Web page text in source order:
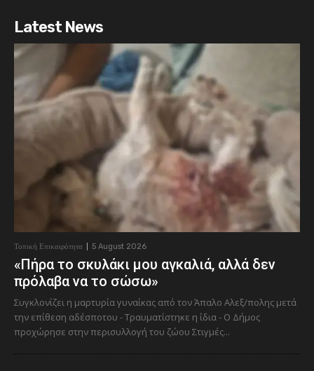
Latest News
Τοπική Επικαιρότητα 5 August 2026
«Πήρα το σκυλάκι μου αγκαλιά, αλλά δεν
πρόλαβα να το σώσω»
Συγκλονίζει η μαρτυρία γυναίκας από τον Άπαλο Αλεξ/πολης μετά
την επίθεση αδέσποτου - Τραυματίστηκε η ίδια - Ο Δήμος
προχώρησε στην περισυλλογή του ζώου Στιγμές...